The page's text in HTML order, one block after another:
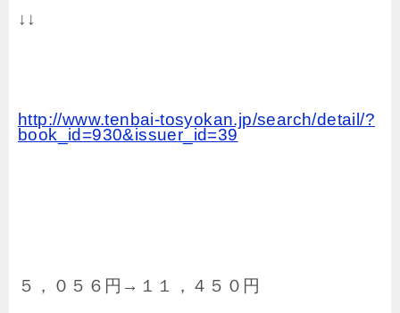
↓↓
http://www.tenbai-tosyokan.jp/search/detail/?
book_id=930&issuer_id=39
５，０５６円→１１，４５０円